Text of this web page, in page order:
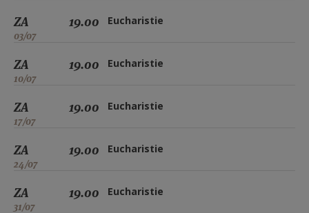
ZA
03/07
19.00 Eucharistie
ZA
10/07
19.00 Eucharistie
ZA
17/07
19.00 Eucharistie
ZA
24/07
19.00 Eucharistie
ZA
31/07
19.00 Eucharistie